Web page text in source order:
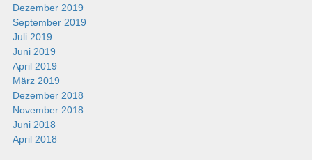
Dezember 2019
September 2019
Juli 2019
Juni 2019
April 2019
März 2019
Dezember 2018
November 2018
Juni 2018
April 2018